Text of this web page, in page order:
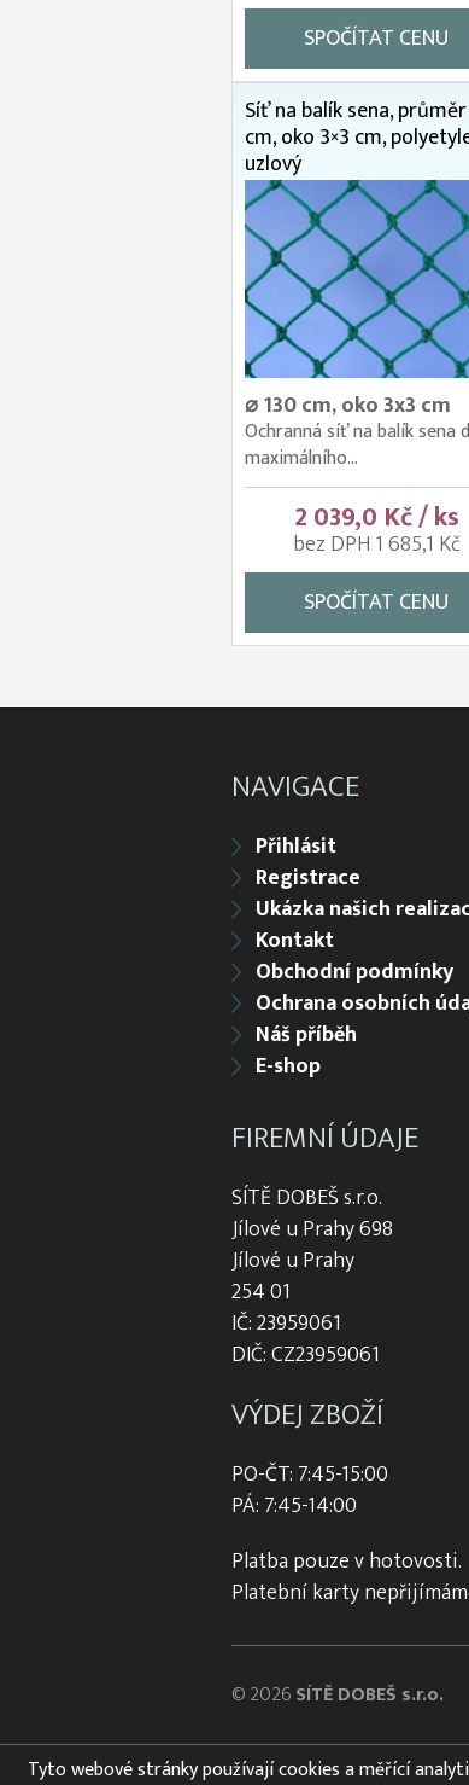
SPOČÍTAT CENU
Síť na balík sena,
cm, oko 3×3 cm,
uzlový
⌀ 130 cm, oko 3x3 cm
Ochranná síť na balík sena
maximálního...
2 039,0 Kč / ks
bez DPH 1 685,1 Kč
SPOČÍTAT CENU
NAVIGACE
Přihlásit
Registrace
Ukázka našich
Kontakt
Obchodní podmínky
Ochrana osobních
Náš příběh
E-shop
FIREMNÍ ÚDAJE
SÍTĚ DOBEŠ s.r.o.
Jílové u Prahy 698
Jílové u Prahy
254 01
IČ: 23959061
DIČ: CZ23959061
VÝDEJ ZBOŽÍ
PO-ČT: 7:45-15:00
PÁ: 7:45-14:00
Platba pouze v hotovosti.
Platební karty
© 2026SÍTĚ DOBEŠ s.r.o.
Tyto webové stránky používají cookies a měřící